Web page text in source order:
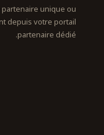
unique ou
depuis votre portail
partenaire dédié.